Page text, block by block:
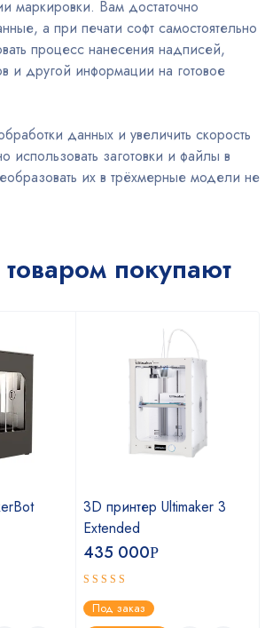
маркировки. Вам достаточно
а при печати софт самостоятельно
процесс нанесения надписей,
и другой информации на готовое
данных и увеличить скорость
использовать заготовки и файлы в
их в трёхмерные модели не
покупают
3D принтер Ultimaker 3
Extended
435 000Р
Оценка
5.00из 5
Под заказ